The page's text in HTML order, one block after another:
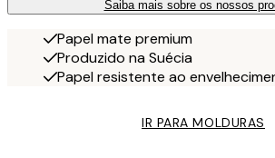
Saiba mais sobre os nossos
Papel mate premium
Produzido na Suécia
Papel resistente ao
IR PARA MOLDURAS